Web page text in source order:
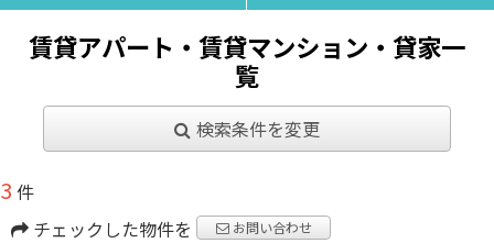
賃貸アパート・賃貸マンション・貸家一
覧
検索条件を変更
3 件
チェックした物件を
お問い合わせ